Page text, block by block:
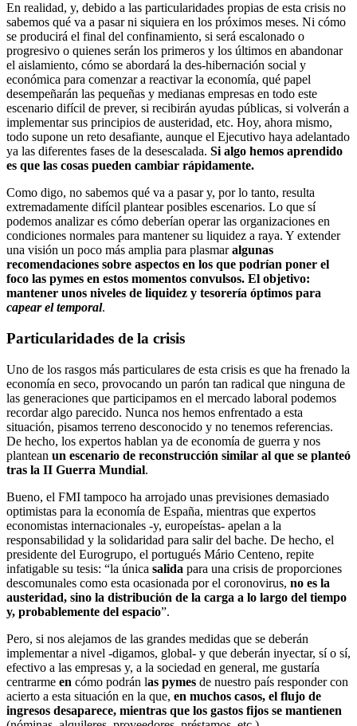
En realidad, y, debido a las particularidades propias de esta crisis no
sabemos qué va a pasar ni siquiera en los próximos meses. Ni cómo
se producirá el final del confinamiento, si será escalonado o
progresivo o quienes serán los primeros y los últimos en abandonar
el aislamiento, cómo se abordará la des-hibernación social y
económica para comenzar a reactivar la economía, qué papel
desempeñarán las pequeñas y medianas empresas en todo este
escenario difícil de prever, si recibirán ayudas públicas, si volverán a
implementar sus principios de austeridad, etc. Hoy, ahora mismo,
todo supone un reto desafiante, aunque el Ejecutivo haya adelantado
ya las diferentes fases de la desescalada. Si algo hemos aprendido
es que las cosas pueden cambiar rápidamente.
Como digo, no sabemos qué va a pasar y, por lo tanto, resulta
extremadamente difícil plantear posibles escenarios. Lo que sí
podemos analizar es cómo deberían operar las organizaciones en
condiciones normales para mantener su liquidez a raya. Y extender
una visión un poco más amplia para plasmaralgunas
recomendaciones sobre aspectos en los que podrían poner el
foco las pymes en estos momentos convulsos. El objetivo:
mantener unos niveles de liquidez y tesorería óptimos para
capear el temporal.
Particularidades de la crisis
Uno de los rasgos más particulares de esta crisis es que ha frenado la
economía en seco, provocando un parón tan radical que ninguna de
las generaciones que participamos en el mercado laboral podemos
recordar algo parecido. Nunca nos hemos enfrentado a esta
situación, pisamos terreno desconocido y no tenemos referencias.
De hecho, los expertos hablan ya de economía de guerra y nos
plantean un escenario de reconstrucción similar al que se planteó
tras la II Guerra Mundial.
Bueno, el FMI tampoco ha arrojado unas previsiones demasiado
optimistas para la economía de España, mientras que expertos
economistas internacionales -y, europeístas- apelan a la
responsabilidad y la solidaridad para salir del bache. De hecho, el
presidente del Eurogrupo, el portugués Mário Centeno, repite
infatigable su tesis: “la única salida para una crisis de proporciones
descomunales como esta ocasionada por el coronovirus, no es la
austeridad, sino la distribución de la carga a lo largo del tiempo
y, probablemente del espacio”.
Pero, si nos alejamos de las grandes medidas que se deberán
implementar a nivel -digamos, global- y que deberán inyectar, sí o sí,
efectivo a las empresas y, a la sociedad en general, me gustaría
centrarme en cómo podrán las pymes de nuestro país responder con
acierto a esta situación en la que, en muchos casos, el flujo de
ingresos desaparece, mientras que los gastos fijos se mantienen